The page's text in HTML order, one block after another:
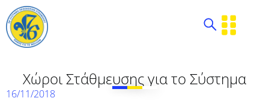
Χώροι Στάθμευσης για το Σύστημα
16/11/2018